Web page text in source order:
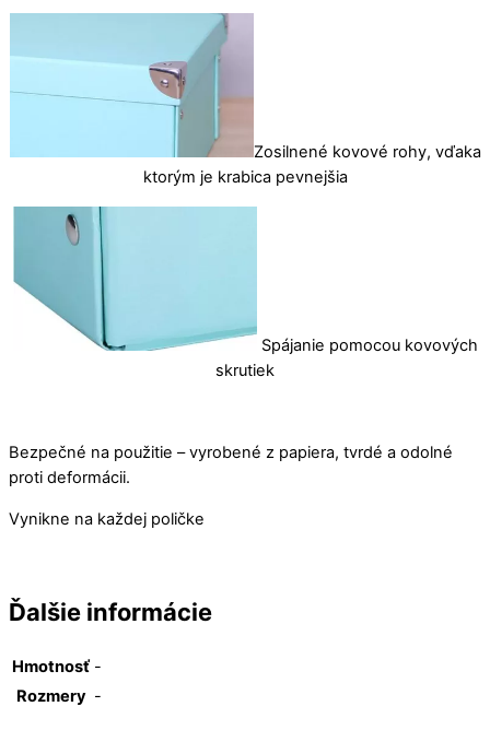
Zosilnené kovové rohy, vďaka
ktorým je krabica pevnejšia
Spájanie pomocou kovových
skrutiek
Bezpečné na použitie – vyrobené z papiera, tvrdé a odolné
proti deformácii.
Vynikne na každej poličke
Ďalšie informácie
Hmotnosť -
Rozmery -